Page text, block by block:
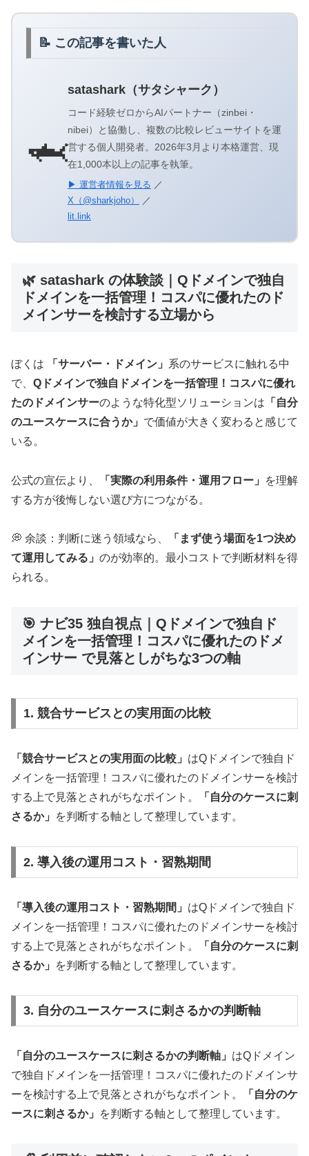
📝 この記事を書いた人
🦈
satashark（サタシャーク）
コード経験ゼロからAIパートナー（zinbei・
nibei）と協働し、複数の比較レビューサイトを運
営する個人開発者。2026年3月より本格運営、現
在1,000本以上の記事を執筆。
▶ 運営者情報を見る ／
X（@sharkjoho）
／
lit.link
🌿 satashark の体験談｜Qドメインで独自
ドメインを一括管理！コスパに優れたのド
メインサーを検討する立場から
ぼくは 「サーバー・ドメイン」 系のサービスに触れる中
で、 Qドメインで独自ドメインを一括管理！コスパに優れ
たのドメインサーのような特化型ソリューションは 「自分
のユースケースに合うか」 で価値が大きく変わると感じて
いる。
公式の宣伝より、 「実際の利用条件・運用フロー」
を理解
する方が後悔しない選び方につながる。
💭 余談：判断に迷う領域なら、
「まず使う場面を1つ決め
て運用してみる」 のが効率的。最小コストで判断材料を得
られる。
🎯 ナビ35 独自視点｜Qドメインで独自ド
メインを一括管理！コスパに優れたのドメ
インサー で見落としがちな3つの軸
1. 競合サービスとの実用面の比較
「競合サービスとの実用面の比較」 はQドメインで独自ド
メインを一括管理！コスパに優れたのドメインサーを検討
する上で見落とされがちなポイント。
「自分のケースに刺
さるか」
を判断する軸として整理しています。
2. 導入後の運用コスト・習熟期間
「導入後の運用コスト・習熟期間」 はQドメインで独自ド
メインを一括管理！コスパに優れたのドメインサーを検討
する上で見落とされがちなポイント。
「自分のケースに刺
さるか」
を判断する軸として整理しています。
3. 自分のユースケースに刺さるかの判断軸
「自分のユースケースに刺さるかの判断軸」 はQドメイン
で独自ドメインを一括管理！コスパに優れたのドメインサ
ーを検討する上で見落とされがちなポイント。
「自分のケ
ースに刺さるか」
を判断する軸として整理しています。